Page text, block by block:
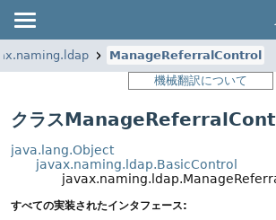
ManageReferralControl
機械翻訳について
クラス
java.lang.Object
javax.naming.ldap.BasicControl
すべての実装されたインタフェース: